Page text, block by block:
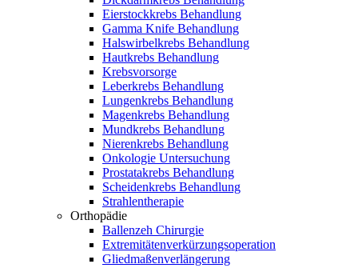
Eierstockkrebs Behandlung
Gamma Knife Behandlung
Halswirbelkrebs Behandlung
Hautkrebs Behandlung
Krebsvorsorge
Leberkrebs Behandlung
Lungenkrebs Behandlung
Magenkrebs Behandlung
Mundkrebs Behandlung
Nierenkrebs Behandlung
Onkologie Untersuchung
Prostatakrebs Behandlung
Scheidenkrebs Behandlung
Strahlentherapie
Orthopädie
Ballenzeh Chirurgie
Extremitätenverkürzungsoperation
Gliedmaßenverlängerung